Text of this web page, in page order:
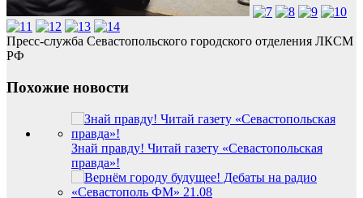
Пресс-служба Севастопольского городского отделения ЛКСМ
РФ
Похожие новости
Знай правду! Читай газету «Севастопольская
правда»!